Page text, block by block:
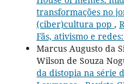
transformações no
(ciber)cultura pop ,
Fãs, ativismo e
Marcus Augusto da
Wilson de Souza
da distopia na série